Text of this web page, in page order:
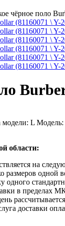
чёрное поло
L Модель:
области:
на
размеров одной
одного
в пределах
доставки